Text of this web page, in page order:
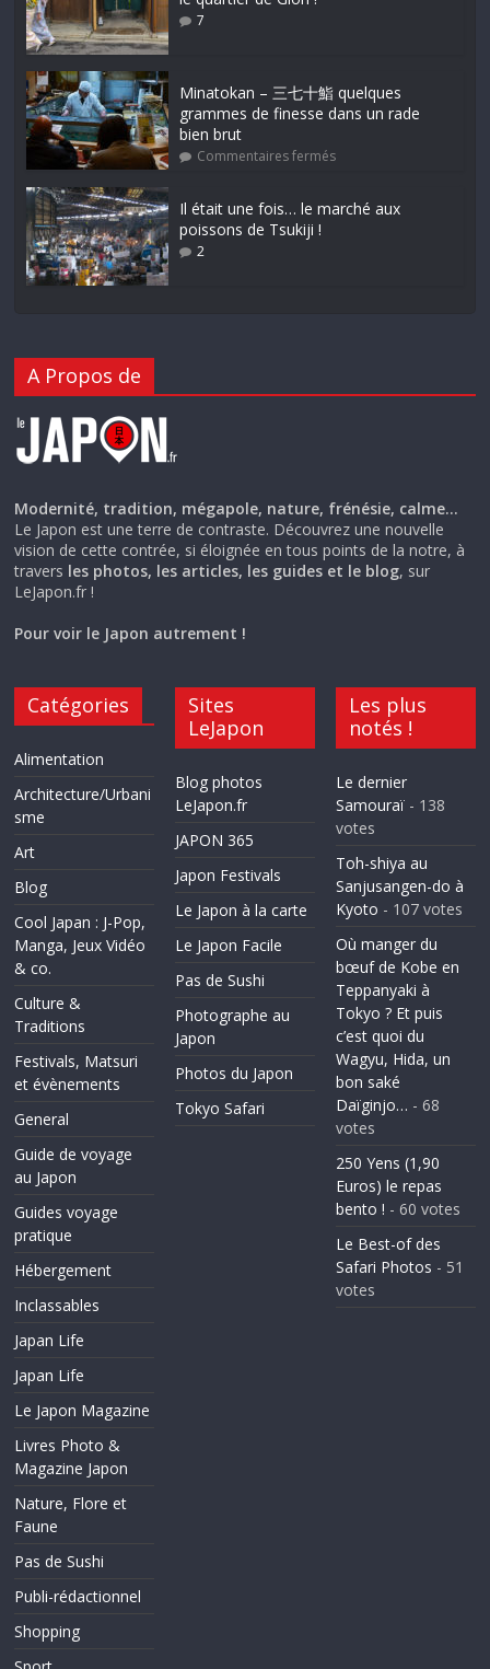
7
Minatokan – 三七十鮨 quelques
grammes de finesse dans un rade
bien brut
Commentaires fermés
Il était une fois… le marché aux
poissons de Tsukiji !
2
A Propos de
Modernité, tradition, mégapole, nature, frénésie, calme…
Le Japon est une terre de contraste. Découvrez une nouvelle
vision de cette contrée, si éloignée en tous points de la notre, à
travers les photos, les articles, les guides et le blog, sur
LeJapon.fr !
Pour voir le Japon autrement !
Catégories
Alimentation
Architecture/Urbani
sme
Art
Blog
Cool Japan : J-Pop,
Manga, Jeux Vidéo
& co.
Culture &
Traditions
Festivals, Matsuri
et évènements
General
Guide de voyage
au Japon
Guides voyage
pratique
Hébergement
Inclassables
Japan Life
Japan Life
Le Japon Magazine
Livres Photo &
Magazine Japon
Nature, Flore et
Faune
Pas de Sushi
Publi-rédactionnel
Shopping
Sites
LeJapon
Blog photos
LeJapon.fr
JAPON 365
Japon Festivals
Le Japon à la carte
Le Japon Facile
Pas de Sushi
Photographe au
Japon
Photos du Japon
Tokyo Safari
Les plus
notés !
Le dernier
Samouraï- 138
votes
Toh-shiya au
Sanjusangen-do à
Kyoto - 107 votes
Où manger du
bœuf de Kobe en
Teppanyaki à
Tokyo ? Et puis
c’est quoi du
Wagyu, Hida, un
bon saké
Daïginjo… - 68
votes
250 Yens (1,90
Euros) le repas
bento ! - 60 votes
Le Best-of des
Safari Photos - 51
votes